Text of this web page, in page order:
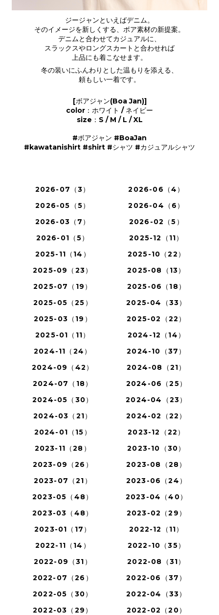
ジージャンといえばデニム。
そのイメージを新しくする、ボア素材の新提案。
デニムと合わせてカジュアルに、
スラックスやロングスカートと合わせれば
上品にも着こなせます。
冬の装いにふんわりとした温もりを添える、
頼もしい一着です。
[ボアジャン(Boa Jan)]
color：ホワイト / ネイビー
size：S / M / L / XL
#ボアジャン #BoaJan
#kawatanishirt #shirt #シャツ #カジュアルシャツ
2026-07（3）
2026-06（4）
2026-05（5）
2026-04（6）
2026-03（7）
2026-02（5）
2026-01（5）
2025-12（11）
2025-11（14）
2025-10（22）
2025-09（23）
2025-08（13）
2025-07（19）
2025-06（18）
2025-05（25）
2025-04（33）
2025-03（19）
2025-02（22）
2025-01（11）
2024-12（14）
2024-11（24）
2024-10（37）
2024-09（42）
2024-08（21）
2024-07（18）
2024-06（25）
2024-05（30）
2024-04（23）
2024-03（21）
2024-02（22）
2024-01（15）
2023-12（22）
2023-11（28）
2023-10（30）
2023-09（26）
2023-08（28）
2023-07（21）
2023-06（24）
2023-05（48）
2023-04（40）
2023-03（48）
2023-02（29）
2023-01（17）
2022-12（11）
2022-11（14）
2022-10（35）
2022-09（31）
2022-08（31）
2022-07（26）
2022-06（37）
2022-05（30）
2022-04（33）
2022-03（29）
2022-02（20）